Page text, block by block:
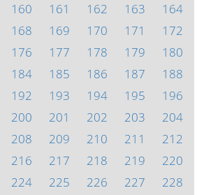
160 161 162 163
164
168 169 170 171
172
176 177 178 179
180
184 185 186 187
188
192 193 194 195
196
200 201 202 203
204
208 209 210 211
212
216 217 218 219
220
224 225 226 227
228